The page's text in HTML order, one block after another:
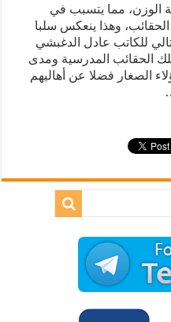
الوزن، مما يتسبب في
وهذا ينعكس سلبا
للكاتب عادل الدغبشي
الحقائب المدرسية ومدى
الصغار فضلا عن أهاليهم